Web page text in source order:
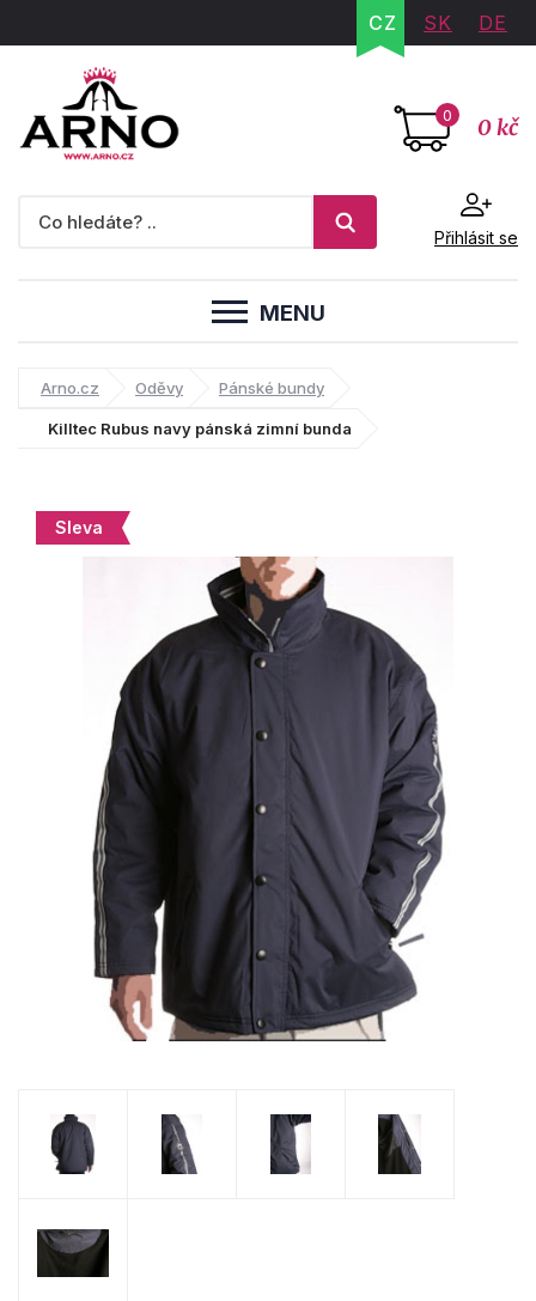
CZ SK DE
0 0 kč
Přihlásit se
MENU
Arno.cz Oděvy Pánské bundy
Killtec Rubus navy pánská zimní bunda
Sleva